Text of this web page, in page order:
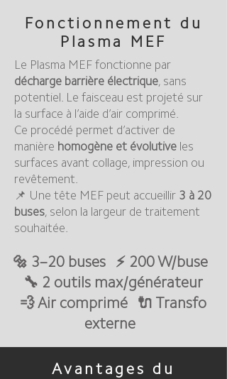
Fonctionnement du
Plasma MEF
Le Plasma MEF fonctionne par
décharge barrière électrique, sans
potentiel. Le faisceau est projeté sur
la surface à l’aide d’air comprimé.
Ce procédé permet d’activer de
manière homogène et évolutive les
surfaces avant collage, impression ou
revêtement.
📌 Une tête MEF peut accueillir 3 à 20
buses, selon la largeur de traitement
souhaitée.
🔩 3–20 buses ⚡ 200 W/buse
🔧 2 outils max/générateur
💨 Air comprimé 🔌 Transfo
externe
Avantages du